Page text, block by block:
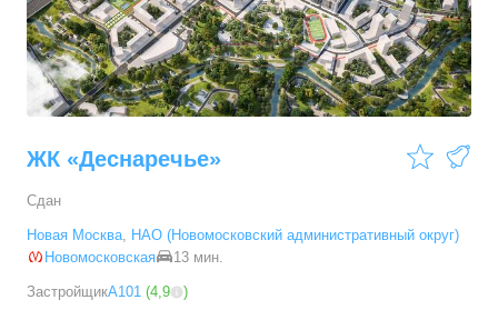
3-комн. кв. от9 786 520 ₽
54,28–88,2м² 19 предложений
ЖК «Деснаречье»
Сдан
Новая Москва, НАО (Новомосковский административный округ)
Новомосковская
13 мин.
ЗастройщикА101 (4,9 )